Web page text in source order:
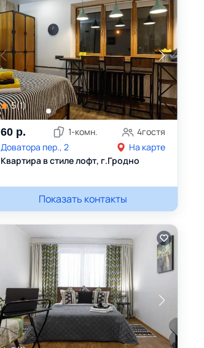
5(1)
60 р. 1-комн. 4гостя
Доватора пер., 2
На карте
Квартира в стиле лофт, г.Гродно
+375445613588
Показать контакты